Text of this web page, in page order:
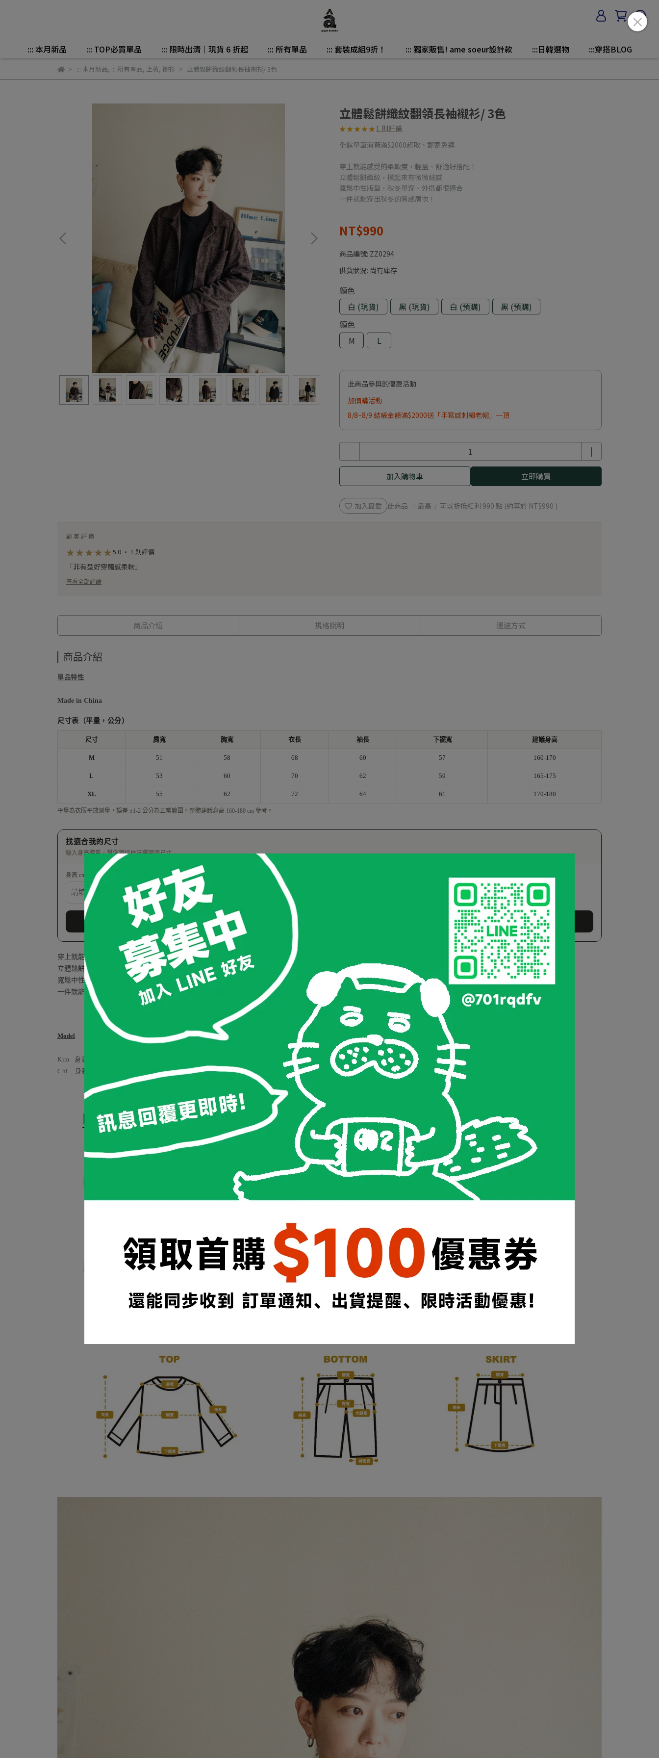
::: 本月新品 ::: TOP必買單品 ::: 限時出清｜現貨 6 折起 ::: 所有單品 ::: 套裝成組9折！ ::: 獨家販售! ame soeur設計款 :::日韓選物 :::穿搭BLOG
::: 本月新品, ::: 所有單品, 上著, 襯衫 立體鬆餅織紋翻領長袖襯衫/ 3色
立體鬆餅織紋翻領長袖襯衫/ 3色
★
★ ★
★ ★
★ ★
★ ★
★ 1 則評論
全館單筆消費滿$2000超取、郵寄免運
穿上就能感受的柔軟度，輕盈、舒適好搭配！
立體鬆餅織紋，摸起來有微微絨感
寬鬆中性版型，秋冬單穿、外搭都很適合
一件就能穿出秋冬的質感層次！
NT$990
商品編號: ZZ0294
供貨狀況: 尚有庫存
顏色
白 (現貨)
黑 (現貨) 白 (預購)
黑 (預購)
顏色
M
L
此商品參與的優惠活動
加價購活動
8/8~8/9 結帳金額滿$2000送「手寫感刺繡老帽」一頂
加入購物車 立即購買
加入最愛 此商品 「 最高 」可以折抵紅利 990 點 (約等於 NT$990 )
顧客評價
★
★★
★★
★★
★★
★5.0 · 1 則評價
「非有型好穿觸感柔軟」
查看全部評論
商品介紹 規格說明 運送方式
商品介紹
單品特性
Made in China
尺寸表（平量，公分）
尺寸 肩寬 胸寬 衣長 袖長 下襬寬 建議身高
M 51 58 68 60 57 160-170
L 53 60 70 62 59 165-175
XL 55 62 72 64 61 170-180
平量為衣服平放測量，誤差 ±1-2 公分為正常範圍。整體建議身高 160-180 cm 參考。
找適合我的尺寸
輸入身高體重，幫你算這件該選哪個尺寸
身高 cm 體重 kg
穿上就能感受的柔軟度，輕盈、舒適好搭配！
立體鬆餅織紋，摸起來有微微絨感
寬鬆中性版型，秋冬單穿、外搭都很適合
一件就能穿出秋冬的質感層次！
Model
Kim 身高163 cm / 體重53 kg / 肩寬 38 cm / 腰圍 66cm (26 inch) / 臀圍 89cm (穿著M寬鬆)
Chi 身高160 cm / 體重48 kg / 肩寬 38 cm / 腰圍 63cm (25 inch) / 臀圍 87cm
(穿著M寬鬆)